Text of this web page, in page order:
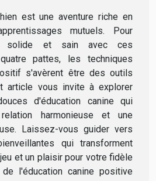
est une aventure riche en
mutuels. Pour
solide et sain avec ces
pattes, les techniques
s'avèrent être des outils
article vous invite à explorer
d'éducation canine qui
harmonieuse et une
Laissez-vous guider vers
qui transforment
et un plaisir pour votre fidèle
l'éducation canine positive